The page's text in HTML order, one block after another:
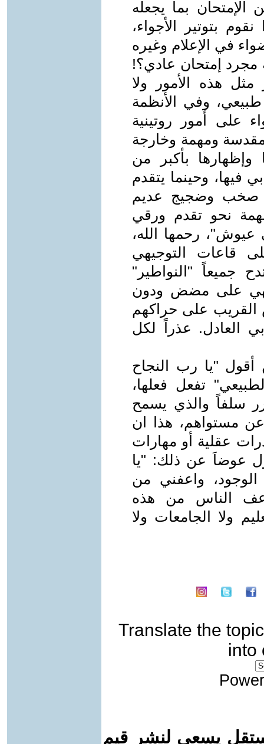
الإمتحان بما يجعله
بتوتير الأجواء،
في الإعلام وغيره
مجرد إمتحان عادي؟!
هذه الأمور ولا
وفي الأنظمة
على أمور روتينية
مقدسة ومهمة وخارجة
وإظهارها بأكبر من
فيها، وحينما يتقدم
صخب وضجيج عديم
نحو تقدم ورقي
رحمها الله،
قاعات التوجيهي
جميعاً "النواطير"
على مضض ودون
القريب على حراكهم
العادل. عذراً لكل
أقول "يا رب النجاح
تفعل فعلها،
سلفاً والذي يسمح
عن مستواهم، هذا ان
عقلية أو مهارات
عوضاَ عن ذلك: "يا
واعفني من
الناس من هذه
ولا الجامعات ولا
Translate the topic
into
يسعى لنشر قيم